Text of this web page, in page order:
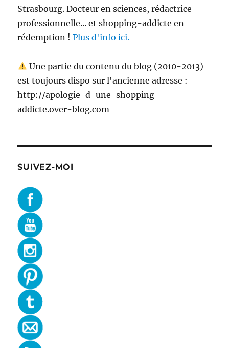
Strasbourg. Docteur en sciences, rédactrice
professionnelle... et shopping-addicte en
rédemption !Plus d'info ici.
Une partie du contenu du blog (2010-2013)
est toujours dispo sur l'ancienne adresse :
http://apologie-d-une-shopping-
addicte.over-blog.com
SUIVEZ-MOI